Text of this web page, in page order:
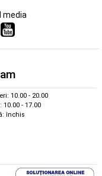
media
10.00 - 20.00
10.00 - 17.00
închis